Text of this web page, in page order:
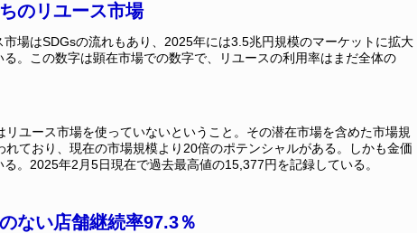
のリユース市場
市場はSDGsの流れもあり、2025年には3.5兆円規模のマーケットに拡大
。この数字は顕在市場での数字で、リユースの利用率はまだ全体の
リユース市場を使っていないということ。その潜在市場を含めた市場規
れており、現在の市場規模より20倍のポテンシャルがある。しかも金価
。2025年2月5日現在で過去最高値の15,377円を記録している。
ない店舗継続率97.3％